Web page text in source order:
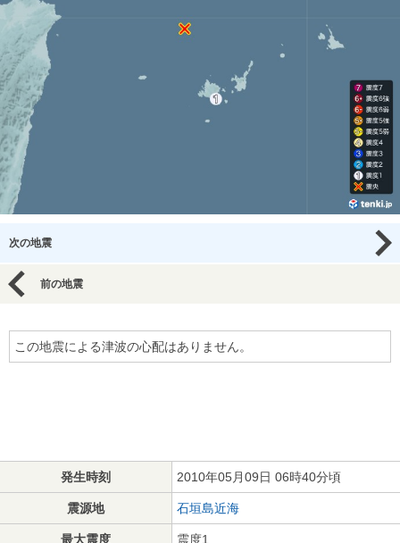
次の地震
前の地震
この地震による津波の心配はありません。
発生時刻 2010年05月09日 06時40分頃
震源地 石垣島近海
最大震度 震度1